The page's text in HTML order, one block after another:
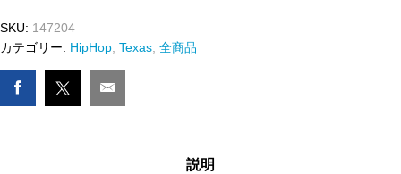
SKU: 147204
カテゴリー: HipHop Texas 全商品
説明